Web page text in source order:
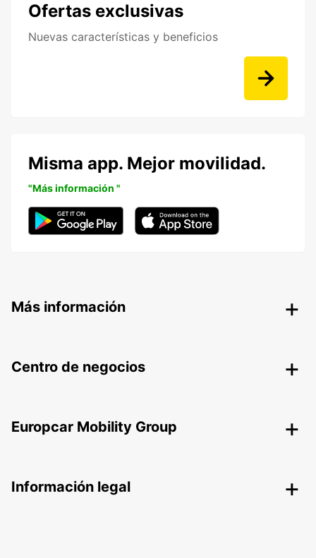
Ofertas exclusivas
Nuevas características y beneficios
Misma app. Mejor movilidad.
"Más información "
Más información
Centro de negocios
Europcar Mobility Group
Información legal